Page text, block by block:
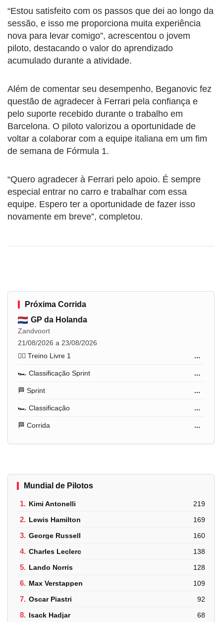
“Estou satisfeito com os passos que dei ao longo da
sessão, e isso me proporciona muita experiência
nova para levar comigo”, acrescentou o jovem
piloto, destacando o valor do aprendizado
acumulado durante a atividade.
Além de comentar seu desempenho, Beganovic fez
questão de agradecer à Ferrari pela confiança e
pelo suporte recebido durante o trabalho em
Barcelona. O piloto valorizou a oportunidade de
voltar a colaborar com a equipe italiana em um fim
de semana de Fórmula 1.
“Quero agradecer à Ferrari pelo apoio. É sempre
especial entrar no carro e trabalhar com essa
equipe. Espero ter a oportunidade de fazer isso
novamente em breve”, completou.
Próxima Corrida
GP da Holanda
Zandvoort
21/08/2026 a 23/08/2026
🏋️‍♂️ Treino Livre 1
...
🏎️ Classificação Sprint ...
🏁 Sprint ...
🏎️ Classificação ...
🏁 Corrida ...
Mundial de Pilotos
1. Kimi Antonelli 219
2. Lewis Hamilton 169
3. George Russell 160
4. Charles Leclerc 138
5. Lando Norris 128
6. Max Verstappen 109
7. Oscar Piastri 92
8. Isack Hadjar 68